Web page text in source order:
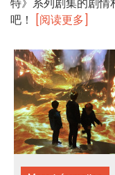
特》系列剧集的剧情
吧！
[阅读更多]